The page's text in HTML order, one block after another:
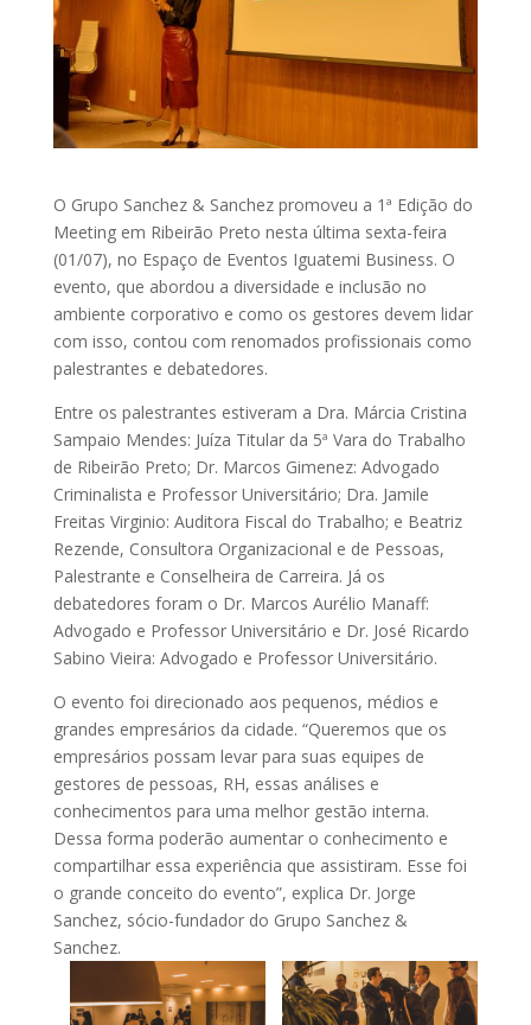
O Grupo Sanchez & Sanchez promoveu a 1ª Edição do
Meeting em Ribeirão Preto nesta última sexta-feira
(01/07), no Espaço de Eventos Iguatemi Business. O
evento, que abordou a diversidade e inclusão no
ambiente corporativo e como os gestores devem lidar
com isso, contou com renomados profissionais como
palestrantes e debatedores.
Entre os palestrantes estiveram a Dra. Márcia Cristina
Sampaio Mendes: Juíza Titular da 5ª Vara do Trabalho
de Ribeirão Preto; Dr. Marcos Gimenez: Advogado
Criminalista e Professor Universitário; Dra. Jamile
Freitas Virginio: Auditora Fiscal do Trabalho; e Beatriz
Rezende, Consultora Organizacional e de Pessoas,
Palestrante e Conselheira de Carreira. Já os
debatedores foram o Dr. Marcos Aurélio Manaff:
Advogado e Professor Universitário e Dr. José Ricardo
Sabino Vieira: Advogado e Professor Universitário.
O evento foi direcionado aos pequenos, médios e
grandes empresários da cidade. “Queremos que os
empresários possam levar para suas equipes de
gestores de pessoas, RH, essas análises e
conhecimentos para uma melhor gestão interna.
Dessa forma poderão aumentar o conhecimento e
compartilhar essa experiência que assistiram. Esse foi
o grande conceito do evento”, explica Dr. Jorge
Sanchez, sócio-fundador do Grupo Sanchez &
Sanchez.